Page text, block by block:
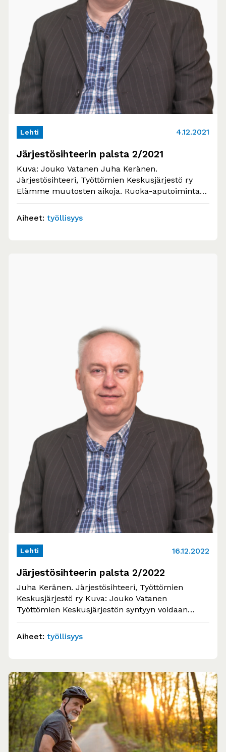
Lehti 4.12.2021
Järjestösihteerin palsta 2/2021
Kuva: Jouko Vatanen Juha Keränen.
Järjestösihteeri, Työttömien Keskusjärjestö ry
Elämme muutosten aikoja. Ruoka-aputoiminta
on murroksessa: valtionavulla jaetaan avustuksia
ruoka-avun toteuttamiseen…
Aiheet: työllisyys
Lehti 16.12.2022
Järjestösihteerin palsta 2/2022
Juha Keränen. Järjestösihteeri, Työttömien
Keskusjärjestö ry Kuva: Jouko Vatanen
Työttömien Keskusjärjestön syntyyn voidaan
katsoa vaikuttaneen erityisesti vuonna 1976
perustettu rekisteröimättömätön Tampereen…
Aiheet: työllisyys